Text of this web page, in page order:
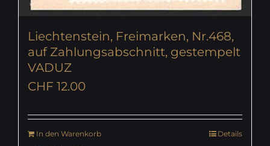
Liechtenstein, Freimarken, Nr.468,
auf Zahlungsabschnitt, gestempelt
VADUZ
CHF 12.00
In den Warenkorb
Details